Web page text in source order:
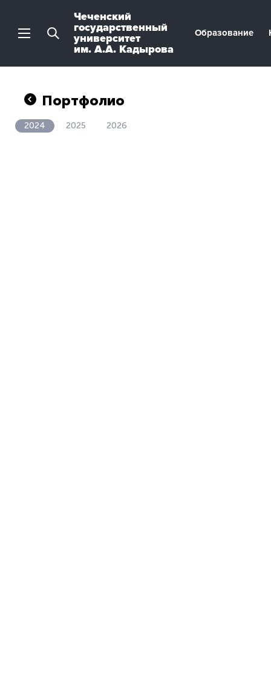
Чеченский
государственный
университет
им. А.А. Кадырова
Образование
Портфолио
2024 2025 2026